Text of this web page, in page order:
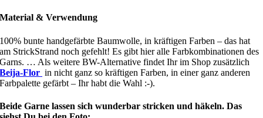
Material & Verwendung
100% bunte handgefärbte Baumwolle, in kräftigen Farben – das hat
am StrickStrand noch gefehlt! Es gibt hier alle Farbkombinationen des
Garns. … Als weitere BW-Alternative findet Ihr im Shop zusätzlich
Beija-Flor in nicht ganz so kräftigen Farben, in einer ganz anderen
Farbpalette gefärbt – Ihr habt die Wahl :-).
Beide Garne lassen sich wunderbar stricken und häkeln. Das